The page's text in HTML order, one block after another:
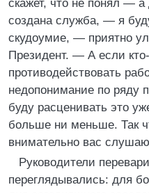
скажет, что не понял — а
создана служба, — я
скудоумие, — приятно
Президент. — А если
противодействовать
недопонимание по ряду
буду расценивать это
больше ни меньше. Так
внимательно вас
Руководители
переглядывались: для